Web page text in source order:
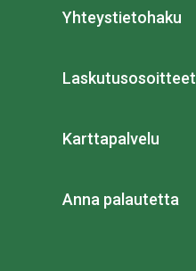
Yhteystietohaku
Laskutusosoitteet
Karttapalvelu
Anna palautetta